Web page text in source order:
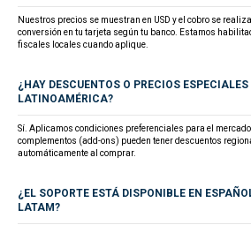
Nuestros precios se muestran en USD y el cobro se
conversión en tu tarjeta según tu banco. Estamos
fiscales locales cuando aplique.
¿HAY DESCUENTOS O PRECIOS
LATINOAMÉRICA?
Sí. Aplicamos condiciones preferenciales para el
complementos (add-ons) pueden tener descuentos
automáticamente al comprar.
¿EL SOPORTE ESTÁ DISPONIBLE EN
LATAM?